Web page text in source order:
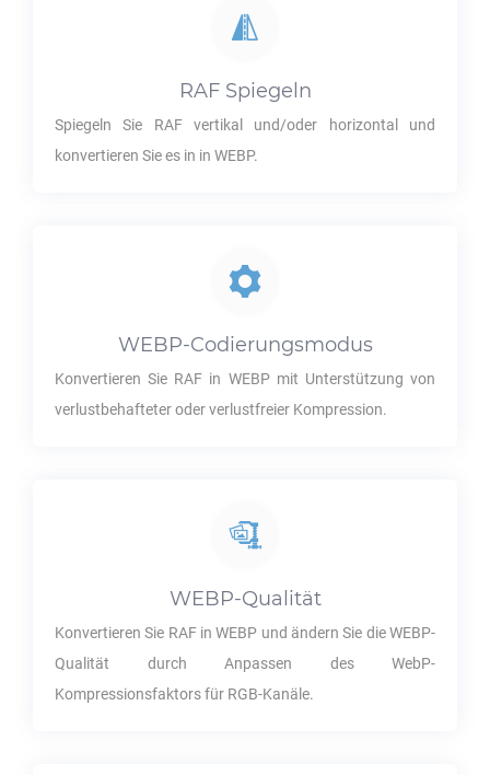
RAFSpiegeln
Spiegeln Sie RAFvertikal und/oder horizontal und
konvertieren Sie es in in WEBP.
WEBP-Codierungsmodus
Konvertieren Sie RAF in WEBPmit Unterstützung von
verlustbehafteter oder verlustfreier Kompression.
WEBP-Qualität
Konvertieren Sie RAFinWEBP und ändern Sie dieWEBP-
Qualität durch Anpassen des WebP-
Kompressionsfaktors für RGB-Kanäle.